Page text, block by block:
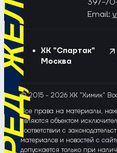
Email:
ХК "Спартак"
Москва
© 2015 - 2026 ХК "Химик"
Все права на материалы,
являются объектом
соответствии с
материалов и новостей с
допускается только при